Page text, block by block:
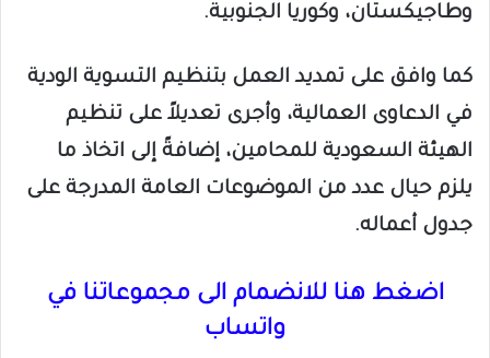
وطاجيكستان، وكوريا الجنوبية.
كما وافق على تمديد العمل بتنظيم التسوية الودية
في الدعاوى العمالية، وأجرى تعديلاً على تنظيم
الهيئة السعودية للمحامين، إضافةً إلى اتخاذ ما
يلزم حيال عدد من الموضوعات العامة المدرجة على
جدول أعماله.
اضغط هنا للانضمام الى مجموعاتنا في
واتساب